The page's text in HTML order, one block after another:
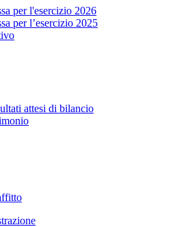
per l'esercizio 2026
per l’esercizio 2025
attesi di bilancio